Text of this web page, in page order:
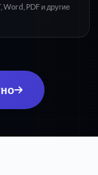
Word, PDF и другие